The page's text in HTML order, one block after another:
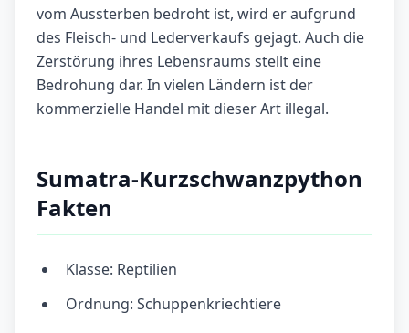
vom Aussterben bedroht ist, wird er aufgrund
des Fleisch- und Lederverkaufs gejagt. Auch die
Zerstörung ihres Lebensraums stellt eine
Bedrohung dar. In vielen Ländern ist der
kommerzielle Handel mit dieser Art illegal.
Sumatra-Kurzschwanzpython
Fakten
Klasse: Reptilien
Ordnung: Schuppenkriechtiere